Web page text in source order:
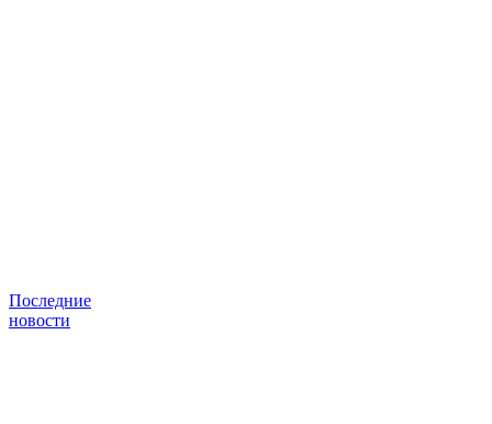
Последние
новости